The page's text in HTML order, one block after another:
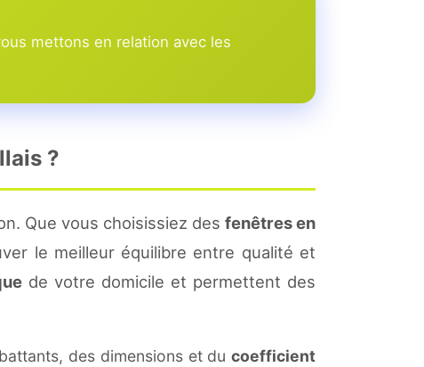
mettons en relation avec les
?
Que vous choisissiez des fenêtres en
le meilleur équilibre entre qualité et
de votre domicile et permettent des
des dimensions et ducoefficient